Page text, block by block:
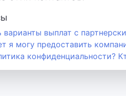
выплат с
я могу предоставить
конфиденциальности?